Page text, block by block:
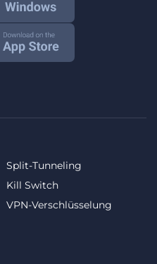
Split-Tunneling
Kill Switch
VPN-Verschlüsselung